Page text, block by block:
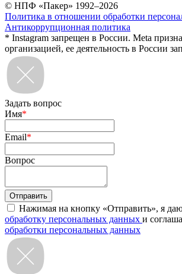
© НПФ «Пакер» 1992–2026
Политика в отношении обработки
Антикоррупционная политика
* Instagram запрещен в России. Meta
организацией, ее деятельность в России
Задать вопрос
Имя*
Email*
Вопрос
Нажимая на кнопку «Отправить», я даю
обработку персональных данных и
обработки персональных данных